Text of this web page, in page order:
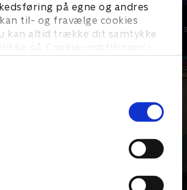
på egne og andres
til- og fravælge cookies
kan altid trække dit samtykke
på ’Cookie-indstillinger’ i
Olly & Lea
Børneserier •